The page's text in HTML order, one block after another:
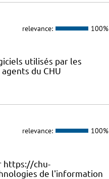
relevance: 100%
utilisés par les
du CHU
relevance: 100%
https://chu-
de l'information